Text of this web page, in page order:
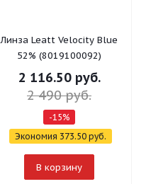
Линза Leatt Velocity Blue
52% (8019100092)
2 116.50руб.
2 490руб.
-15%
Экономия 373.50руб.
В корзину